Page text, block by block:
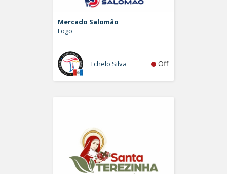
Mercado Salomão
Logo
Tchelo Silva Off